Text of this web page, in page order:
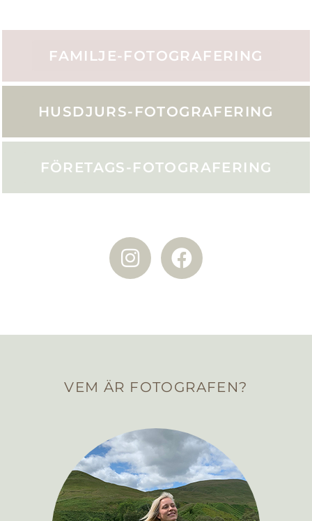
FAMILJE-FOTOGRAFERING
HUSDJURS-FOTOGRAFERING
FÖRETAGS-FOTOGRAFERING
VEM ÄR FOTOGRAFEN?